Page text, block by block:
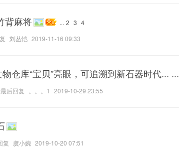
背麻将 ... 2 3 4
刘丛恺 2019-11-16 09:33
仓库“宝贝”亮眼，可追溯到新石器时代... ...
最后回复 。。。1 2019-10-29 23:55
复 虞小婉 2019-10-20 07:51